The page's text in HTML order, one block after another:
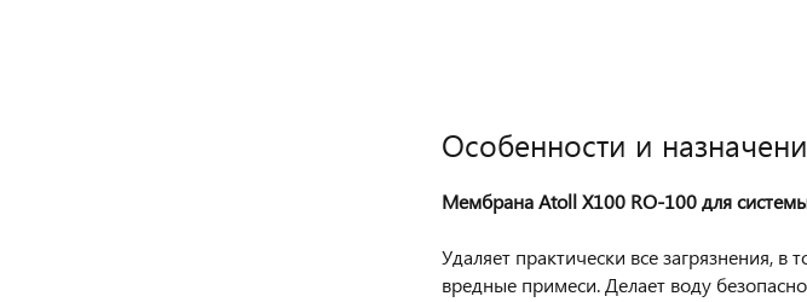
Особенности и
МембранаAtoll X100 RO-100 для
Удаляет практически все загрязнения,
вредные примеси. Делает воду